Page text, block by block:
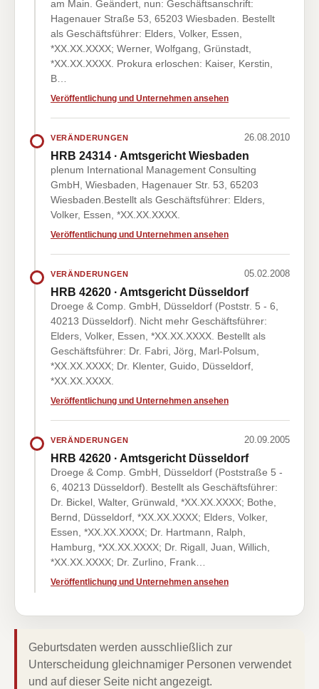
am Main. Geändert, nun: Geschäftsanschrift:
Hagenauer Straße 53, 65203 Wiesbaden. Bestellt
als Geschäftsführer: Elders, Volker, Essen,
*XX.XX.XXXX; Werner, Wolfgang, Grünstadt,
*XX.XX.XXXX. Prokura erloschen: Kaiser, Kerstin,
B…
Veröffentlichung und Unternehmen ansehen
VERÄNDERUNGEN 26.08.2010
HRB 24314 · Amtsgericht Wiesbaden
plenum International Management Consulting
GmbH, Wiesbaden, Hagenauer Str. 53, 65203
Wiesbaden.Bestellt als Geschäftsführer: Elders,
Volker, Essen, *XX.XX.XXXX.
Veröffentlichung und Unternehmen ansehen
VERÄNDERUNGEN 05.02.2008
HRB 42620 · Amtsgericht Düsseldorf
Droege & Comp. GmbH, Düsseldorf (Poststr. 5 - 6,
40213 Düsseldorf). Nicht mehr Geschäftsführer:
Elders, Volker, Essen, *XX.XX.XXXX. Bestellt als
Geschäftsführer: Dr. Fabri, Jörg, Marl-Polsum,
*XX.XX.XXXX; Dr. Klenter, Guido, Düsseldorf,
*XX.XX.XXXX.
Veröffentlichung und Unternehmen ansehen
VERÄNDERUNGEN 20.09.2005
HRB 42620 · Amtsgericht Düsseldorf
Droege & Comp. GmbH, Düsseldorf (Poststraße 5 -
6, 40213 Düsseldorf). Bestellt als Geschäftsführer:
Dr. Bickel, Walter, Grünwald, *XX.XX.XXXX; Bothe,
Bernd, Düsseldorf, *XX.XX.XXXX; Elders, Volker,
Essen, *XX.XX.XXXX; Dr. Hartmann, Ralph,
Hamburg, *XX.XX.XXXX; Dr. Rigall, Juan, Willich,
*XX.XX.XXXX; Dr. Zurlino, Frank…
Veröffentlichung und Unternehmen ansehen
Geburtsdaten werden ausschließlich zur
Unterscheidung gleichnamiger Personen verwendet
und auf dieser Seite nicht angezeigt.